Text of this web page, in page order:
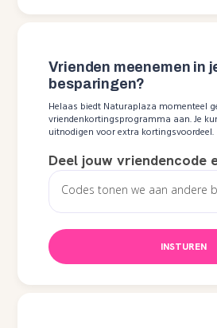
Vrienden meenemen in
besparingen?
Helaas biedt Naturaplaza momenteel
vriendenkortingsprogramma aan. Je
uitnodigen voor extra kortingsvoordeel.
Deel jouw vriendencode
INSTUREN